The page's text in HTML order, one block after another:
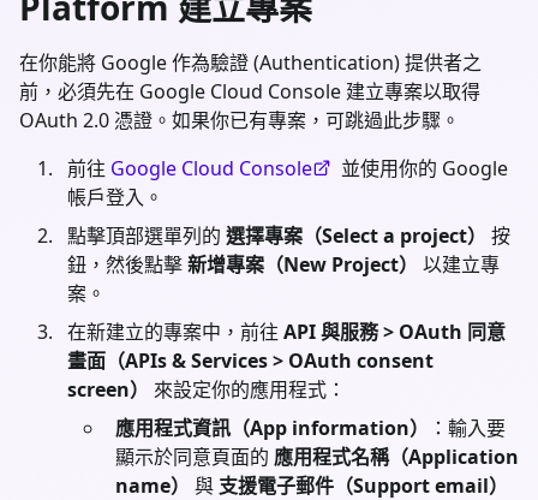
在你能將 Google 作為驗證 (Authentication) 提供者之
前，必須先在 Google Cloud Console 建立專案以取得
OAuth 2.0 憑證。如果你已有專案，可跳過此步驟。
前往 Google Cloud Console
並使用你的 Google
帳戶登入。
點擊頂部選單列的 選擇專案（Select a project）
按
鈕，然後點擊新增專案（New Project）
以建立專
案。
在新建立的專案中，前往 API 與服務 > OAuth 同意
畫面（APIs & Services > OAuth consent
screen）
來設定你的應用程式：
應用程式資訊（App information）
：輸入要
顯示於同意頁面的 應用程式名稱（Application
name）
與 支援電子郵件（Support email）